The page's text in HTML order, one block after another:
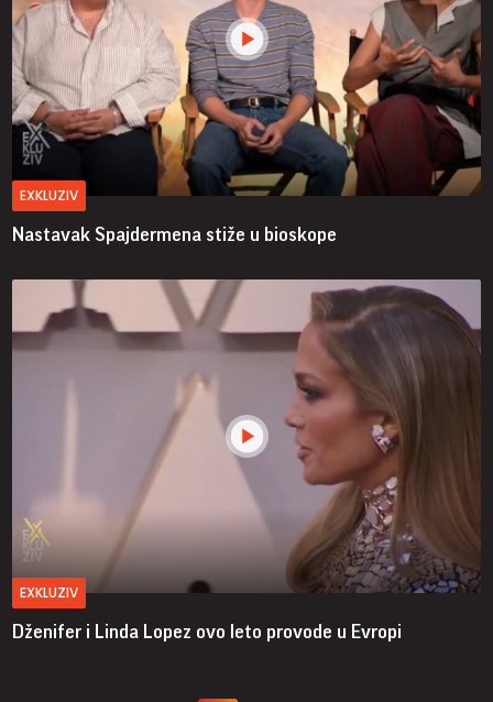
EXKLUZIV
Nastavak Spajdermena stiže u bioskope
EXKLUZIV
Dženifer i Linda Lopez ovo leto provode u Evropi